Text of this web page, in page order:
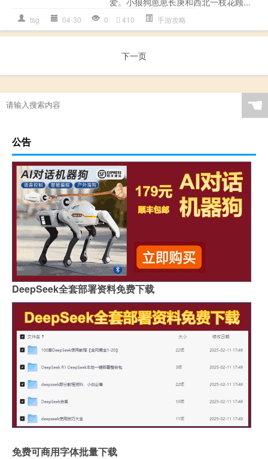
tsg 04-30 0 410 手游攻略
下一页
☚
公告
DeepSeek全套部署资料免费下载
免费可商用字体批量下载